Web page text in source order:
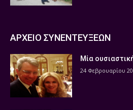
ΑΡΧΕΙΟ ΣΥΝΕΝΤΕΥΞΕΩΝ
Μία
24 Φεβρουαρίου